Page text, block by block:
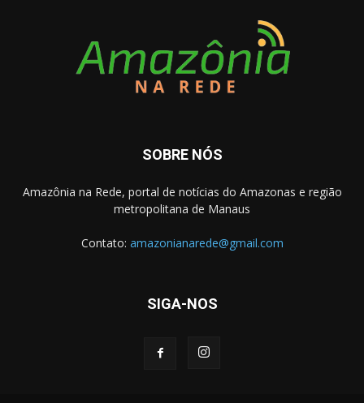
SOBRE NÓS
Amazônia na Rede, portal de notícias do Amazonas e região
metropolitana de Manaus
Contato: amazonianarede@gmail.com
SIGA-NOS